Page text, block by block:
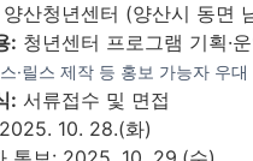
양산청년센터 (양산시 동면
: 청년센터 프로그램 기획·
·릴스 제작 등 홍보 가능자 우대
: 서류접수 및 면접
10. 28.(화)